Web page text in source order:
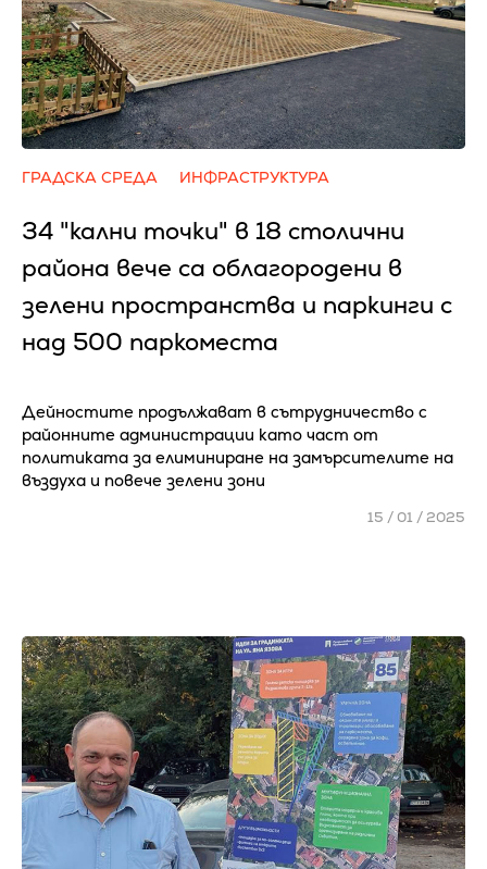
ГРАДСКА СРЕДА ИНФРАСТРУКТУРА
34 "кални точки" в 18 столични
района вече са облагородени в
зелени пространства и паркинги с
над 500 паркоместа
Дейностите продължават в сътрудничество с
районните администрации като част от
политиката за елиминиране на замърсителите на
въздуха и повече зелени зони
15 / 01 / 2025